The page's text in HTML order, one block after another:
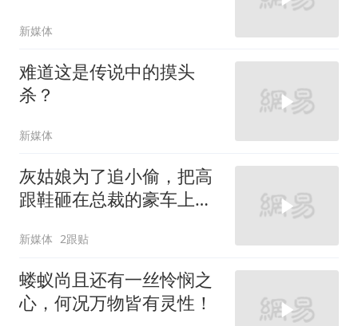
新媒体
难道这是传说中的摸头
杀？
新媒体
灰姑娘为了追小偷，把高
跟鞋砸在总裁的豪车上，
新媒体 2跟贴
蝼蚁尚且还有一丝怜悯之
心，何况万物皆有灵性！